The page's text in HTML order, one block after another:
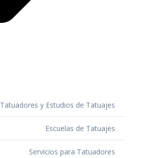
Tatuadores y Estudios de Tatuajes
Escuelas de Tatuajes
Servicios para Tatuadores